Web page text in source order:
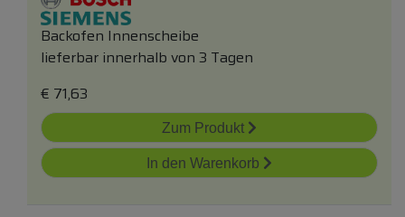
Backofen Innenscheibe
lieferbar innerhalb von 3 Tagen
€ 71,63
Zum Produkt
In den Warenkorb